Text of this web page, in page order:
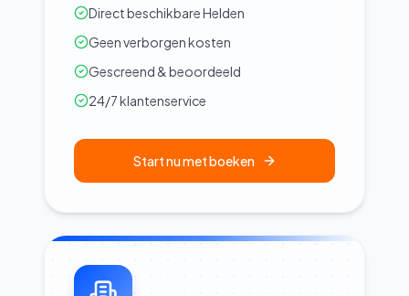
Direct beschikbare Helden
Geen verborgen kosten
Gescreend & beoordeeld
24/7 klantenservice
Start nu met boeken